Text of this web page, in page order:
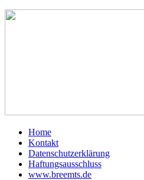
Home
Kontakt
Datenschutzerklärung
Haftungsausschluss
www.breemts.de